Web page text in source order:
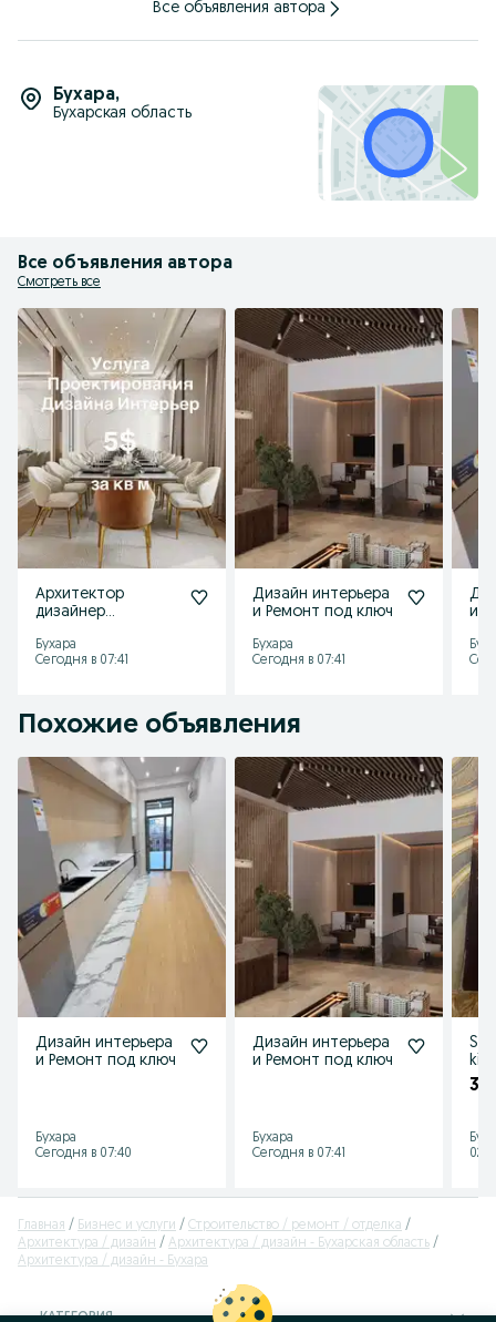
Что вы получите, выбрав нас
без предварительного начала строительства,наши
качественные и доступные услуги,наши дизайнерские
проекты интерьера и экстерьера, а также услуги по ремонту
под ключ сэкономят вам время и деньги.Не нужно слишком
Все объявления автора
Бухара,
Бухарская область
Все объявления автора
Смотреть все
Архитектор
дизайнер
экстрьера
Бухара
Сегодня в 07:41
Дизайн интерьера
и Ремонт под ключ
Бухара
Сегодня в 07:41
и
Похожие объявления
Дизайн интерьера
и Ремонт под ключ
Бухара
Сегодня в 07:40
Дизайн интерьера
и Ремонт под ключ
Бухара
Сегодня в 07:41
30
02
Главная Бизнес и услуги
Строительство / ремонт / отделка
Архитектура / дизайн
Архитектура / дизайн - Бухарская область
Архитектура / дизайн - Бухара
КАТЕГОРИЯ